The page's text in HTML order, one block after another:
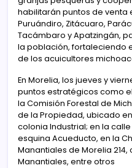
habilitarán puntos de venta
Puruándiro, Zitácuaro,
Tacámbaro y Apatzingán,
la población, fortaleciendo
de los acuicultores
En Morelia, los jueves y
puntos estratégicos como
la Comisión Forestal de
de la Propiedad, ubicado
colonia Industrial; en la
esquina Acueducto, en la
Manantiales de Morelia
Manantiales, entre otros